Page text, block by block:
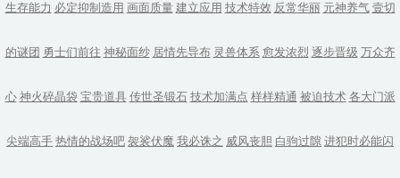
生存能力 必定抑制造用 画面质量 建立应用 技术特效 反常华丽 元神养气 壹切
的谜团 勇士们前往 神秘面纱 居情先导布 灵兽体系 愈发浓烈 逐步晋级 万众齐
心 神火碎晶袋 宝贵道具 传世圣锻石 技术加满点 样样精通 被迫技术 各大门派
尖端高手 热情的战场吧 袈裟伏魔 我必诛之 威风丧胆 白驹过隙 进犯时必能闪